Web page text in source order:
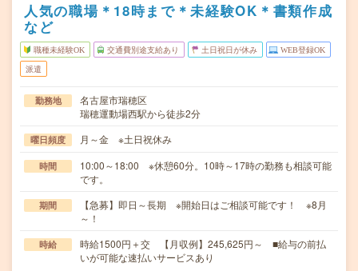
人気の職場＊18時まで＊未経験OK＊書類作成
など
職種未経験OK 交通費別途支給あり 土日祝日が休み WEB登録OK
派遣
勤務地
名古屋市瑞穂区
瑞穂運動場西駅から徒歩2分
曜日頻度 月～金 ※土日祝休み
時間
10:00～18:00 ※休憩60分。10時～17時の勤務も相談可能
です。
期間
【急募】即日～長期 ※開始日はご相談可能です！ ※8月
～！
時給
時給1500円＋交 【月収例】245,625円～ ■給与の前払
いが可能な速払いサービスあり